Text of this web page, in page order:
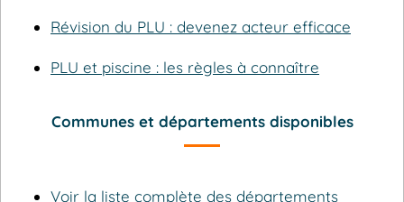
Révision du PLU : devenez acteur efficace
PLU et piscine : les règles à connaître
Communes et départements disponibles
Voir la liste complète des départements